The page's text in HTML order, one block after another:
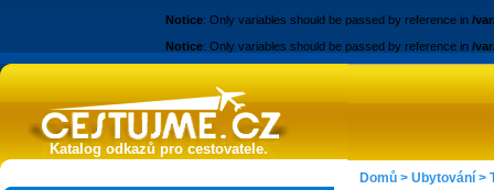
Notice: Only variables should be passed by reference in /
Notice: Only variables should be passed by reference in /
Katalog odkazů pro cestovatele.
Domů > Ubytování >